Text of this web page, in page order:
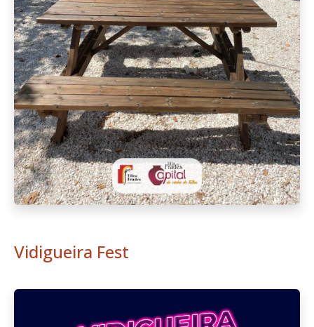
Vidigueira Fest